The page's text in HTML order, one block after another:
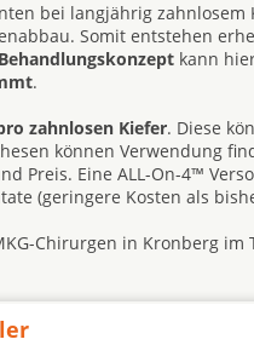
bei langjährig
Somit entstehen
kann
.
zahnlosen Kiefer. Diese
können Verwendung
Preis. Eine ALL-On-4™
(geringere Kosten als
Chirurgen in Kronberg im